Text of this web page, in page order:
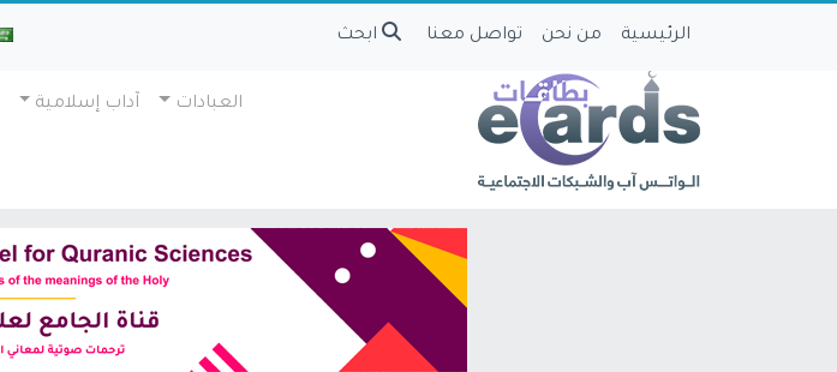
الرئيسية من نحن تواصل معنا ابحث
العبادات آداب إسلامية